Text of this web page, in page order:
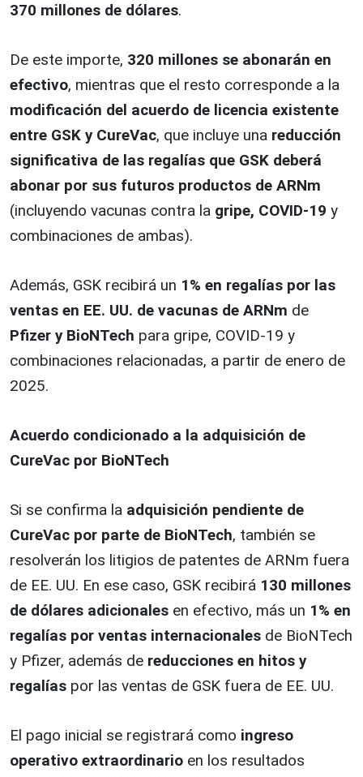
370 millones de dólares.
De este importe, 320 millones se abonarán en
efectivo, mientras que el resto corresponde a la
modificación del acuerdo de licencia existente
entre GSK y CureVac, que incluye una reducción
significativa de las regalías que GSK deberá
abonar por sus futuros productos de ARNm
(incluyendo vacunas contra la gripe, COVID-19 y
combinaciones de ambas).
Además, GSK recibirá un 1% en regalías por las
ventas en EE. UU. de vacunas de ARNm de
Pfizer y BioNTech para gripe, COVID-19 y
combinaciones relacionadas, a partir de enero de
2025.
Acuerdo condicionado a la adquisición de
CureVac por BioNTech
Si se confirma la adquisición pendiente de
CureVac por parte de BioNTech, también se
resolverán los litigios de patentes de ARNm fuera
de EE. UU. En ese caso, GSK recibirá 130 millones
de dólares adicionales en efectivo, más un 1% en
regalías por ventas internacionales de BioNTech
y Pfizer, además de reducciones en hitos y
regalías por las ventas de GSK fuera de EE. UU.
El pago inicial se registrará como ingreso
operativo extraordinario en los resultados